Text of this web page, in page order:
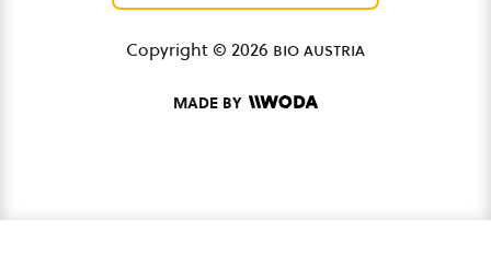
Copyright © 2026 bio austria
MADE BY